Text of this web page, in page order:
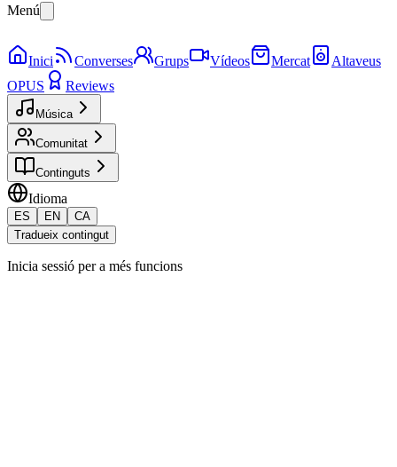
Menú
Inici Converses Grups Vídeos Mercat
Altaveus
OPUS
Reviews
Música
Comunitat
Continguts
Idioma
ES EN
CA
Tradueix contingut
Inicia sessió per a més funcions